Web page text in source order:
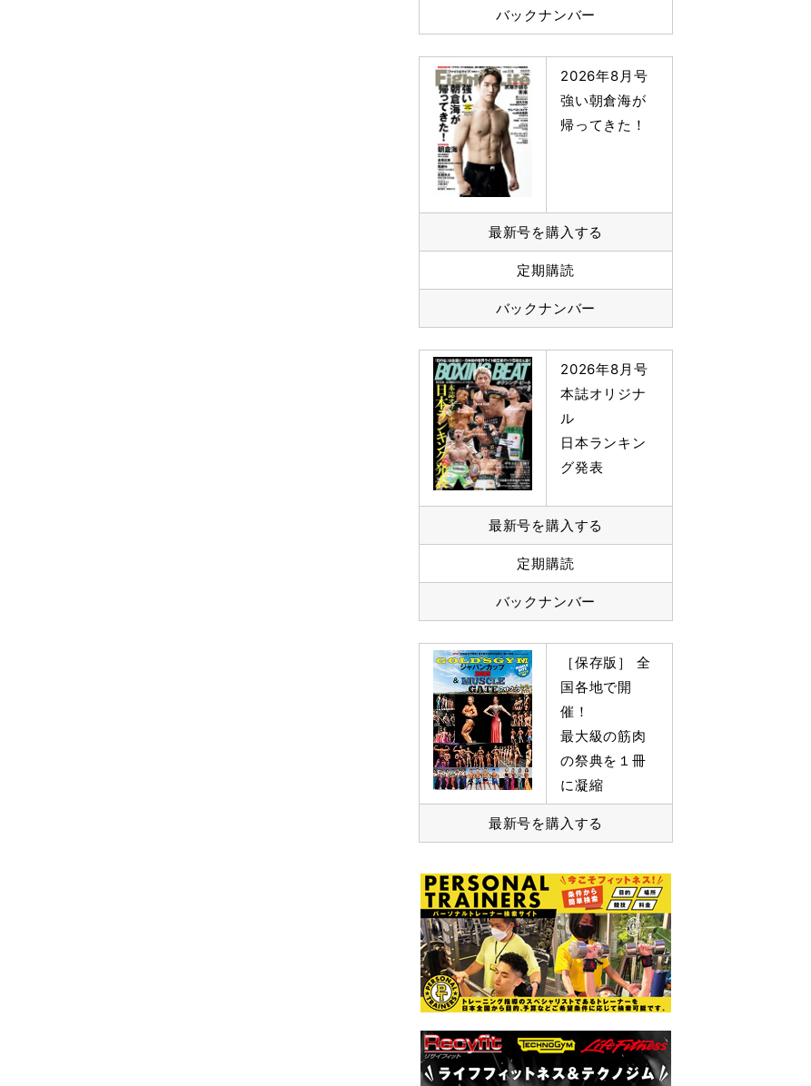
バックナンバー
2026年8月号
強い朝倉海が
帰ってきた！
最新号を購入する
定期購読
バックナンバー
2026年8月号
本誌オリジナ
ル
日本ランキン
グ発表
最新号を購入する
定期購読
バックナンバー
［保存版］ 全
国各地で開
催！
最大級の筋肉
の祭典を１冊
に凝縮
最新号を購入する